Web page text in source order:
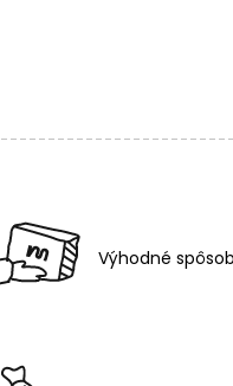
Výhodné